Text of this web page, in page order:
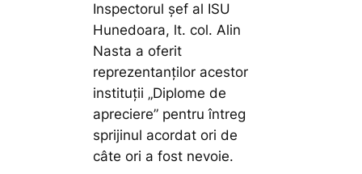
Inspectorul șef al ISU
Hunedoara, lt. col. Alin
Nasta a oferit
reprezentanților acestor
instituții „Diplome de
apreciere” pentru întreg
sprijinul acordat ori de
câte ori a fost nevoie.